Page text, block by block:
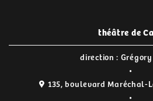
théâtre de
direction :
135, boulevard Maréchal-